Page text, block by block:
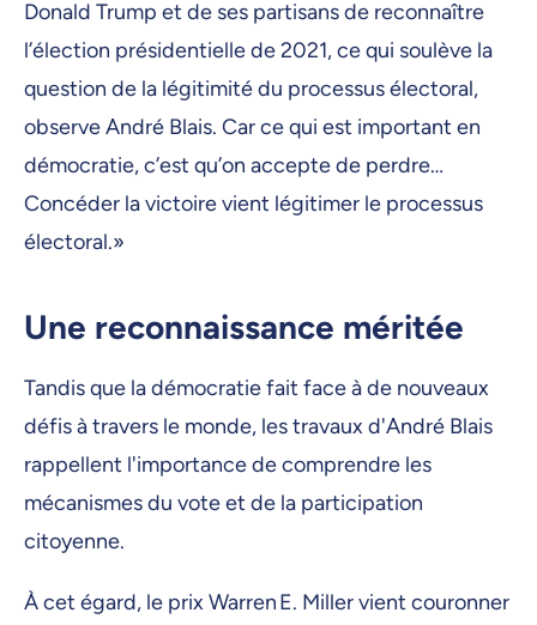
Donald Trump et de ses partisans de reconnaître
l’élection présidentielle de 2021, ce qui soulève la
question de la légitimité du processus électoral,
observe André Blais. Car ce qui est important en
démocratie, c’est qu’on accepte de perdre…
Concéder la victoire vient légitimer le processus
électoral.»
Une reconnaissance méritée
Tandis que la démocratie fait face à de nouveaux
défis à travers le monde, les travaux d'André Blais
rappellent l'importance de comprendre les
mécanismes du vote et de la participation
citoyenne.
À cet égard, le prix Warren E. Miller vient couronner